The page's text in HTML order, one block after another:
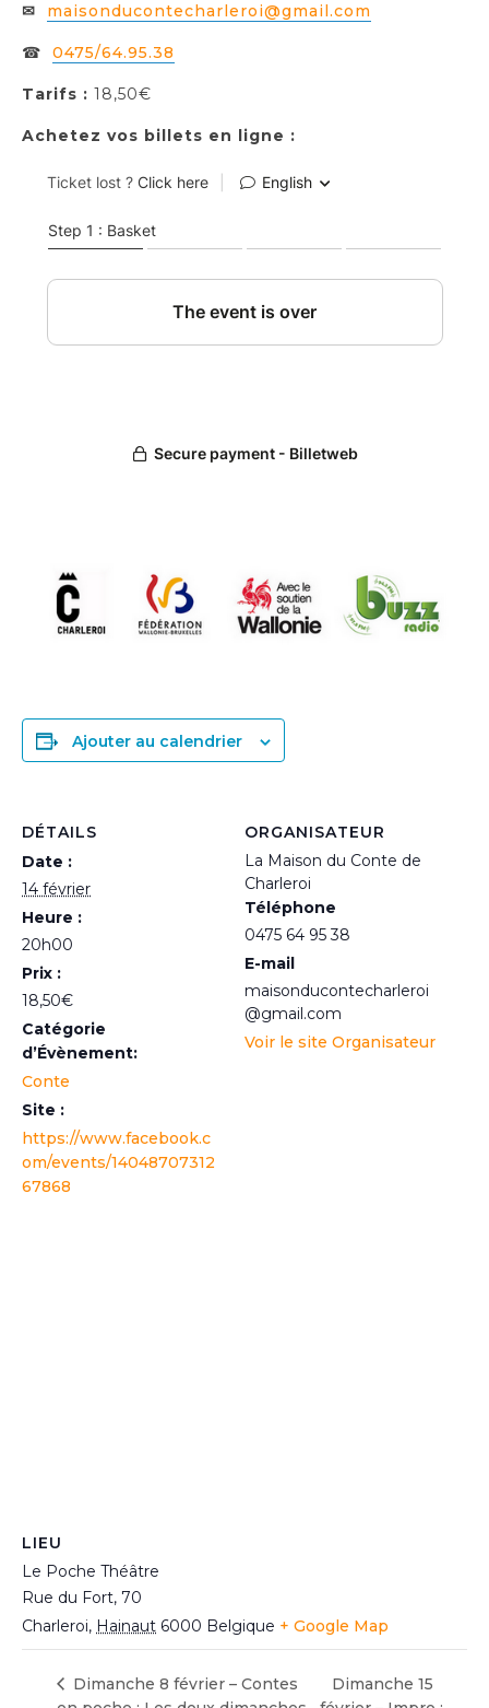
✉ maisonducontecharleroi@gmail.com
☎ 0475/64.95.38
Tarifs : 18,50€
Achetez vos billets en ligne :
Ajouter au calendrier
DÉTAILS
Date :
14 février
Heure :
20h00
Prix :
18,50€
Catégorie
d’Évènement:
Conte
Site :
https://www.facebook.c
om/events/14048707312
67868
ORGANISATEUR
La Maison du Conte de
Charleroi
Téléphone
0475 64 95 38
E-mail
maisonducontecharleroi
@gmail.com
Voir le site Organisateur
LIEU
Le Poche Théâtre
Rue du Fort, 70
Charleroi, Hainaut 6000 Belgique + Google Map
Dimanche 8 février – Contes
Dimanche 15